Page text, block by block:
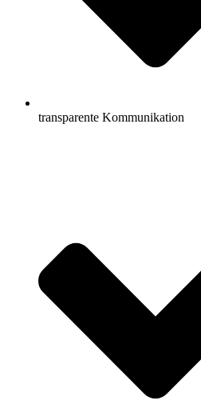
transparente Kommunikation